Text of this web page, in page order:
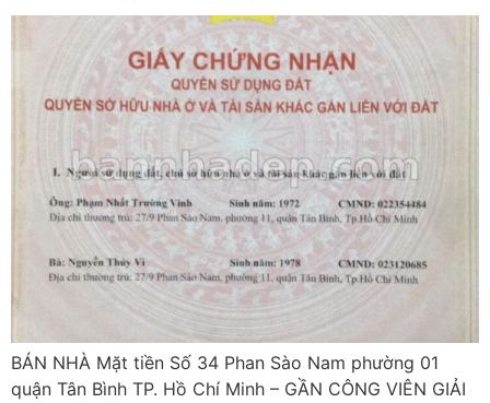
BÁN NHÀ Mặt tiền Số 34 Phan Sào Nam phường 01
quận Tân Bình TP. Hồ Chí Minh – GẦN CÔNG VIÊN GIẢI